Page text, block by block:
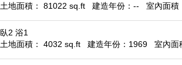
土地面積： 81022 sq.ft
建造年份：-- 室內面積
臥2 浴1
土地面積： 4032 sq.ft
建造年份：1969 室內面